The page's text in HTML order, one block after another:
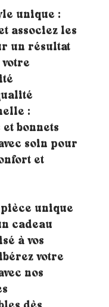
unique :
associez les
un résultat
:
et bonnets
soin pour
et
pièce unique
cadeau
à vos
votre
nos